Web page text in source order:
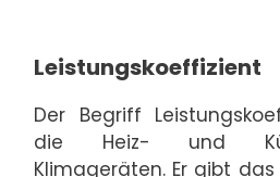
Leistungskoeffizient
Der Begriff
die Heiz- und
Klimageräten. Er gibt